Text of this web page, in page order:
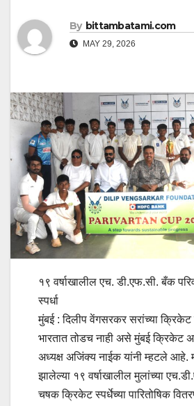
By bittambatami.com
MAY 29, 2026
१९ वर्षाखालील एच. डी.एफ.सी. बँक
स्पर्धा
मुंबई : दिलीप वेंगसरकर सरांच्या क्रिकेट
भारतात तोडच नाही असे मुंबई क्रिकेट
अध्यक्ष अजिंक्य नाईक यांनी म्हटले आहे.
झालेल्या १९ वर्षाखालील मुलांच्या
चषक क्रिकेट स्पर्धेच्या पारितोषिक